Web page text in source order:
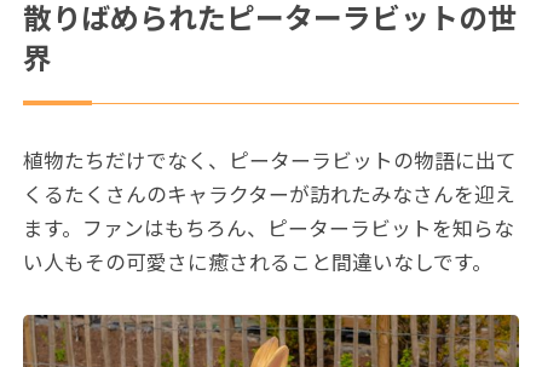
散りばめられたピーターラビットの世
界
植物たちだけでなく、ピーターラビットの物語に出て
くるたくさんのキャラクターが訪れたみなさんを迎え
ます。ファンはもちろん、ピーターラビットを知らな
い人もその可愛さに癒されること間違いなしです。